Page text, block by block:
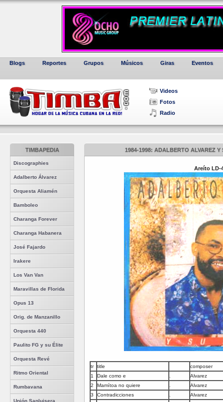
Blogs Reportes Grupos Músicos Giras Eventos
Videos
Fotos
Radio
TIMBAPEDIA
Discographies
Adalberto Álvarez
Orquesta Aliamén
Bamboleo
Charanga Forever
Charanga Habanera
José Fajardo
Irakere
Los Van Van
Maravillas de Florida
Opus 13
Orig. de Manzanillo
Orquesta 440
Paulito FG y su Élite
Orquesta Revé
Ritmo Oriental
Rumbavana
Unión Sanluisera
1984-1998: ADALBERTO ALVAREZ
Areíto LD-
tr title
composer
1
Dale como e
Alvarez
2
Mamítoa no quiere
Alvarez
3
Contradicciones
Alvarez